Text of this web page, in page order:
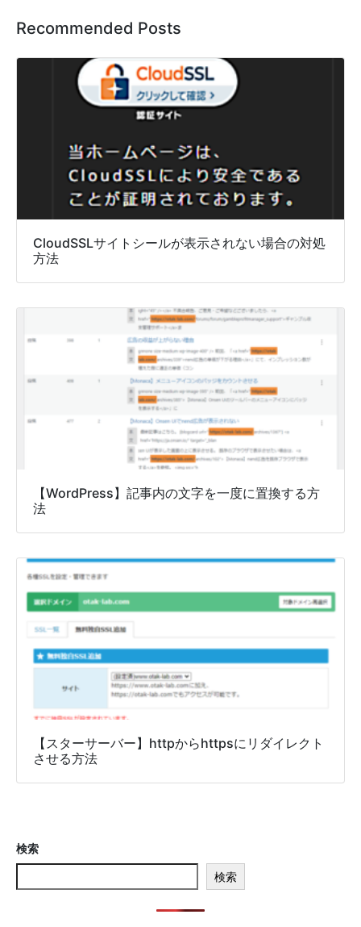
Recommended Posts
CloudSSLサイトシールが表示されない場合の対処
方法
【WordPress】記事内の文字を一度に置換する方
法
【スターサーバー】httpからhttpsにリダイレクト
させる方法
検索
検索